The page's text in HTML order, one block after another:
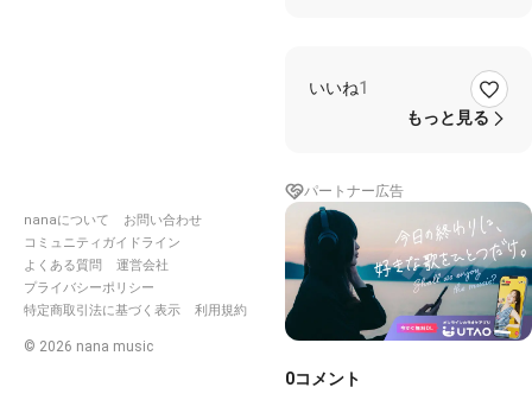
nanaについて
お問い合わせ
コミュニティガイドライン
よくある質問
運営会社
プライバシーポリシー
特定商取引法に基づく表示
利用規約
© 2026 nana music
🍔嫌いになったわけじゃな
い
🍟部屋の灯はつけてゆくわ
🍟きっと貴方はいつものこ
とと
🍔笑いとばすにちがいない
🍟だけど今度は本気みたい
🍔貴方の顔もちらつかない
🍟男はいつも 待たせるだ
🍔女はいつも 待ちくたび
いいね1
もっと見る
パートナー広告
0コメント